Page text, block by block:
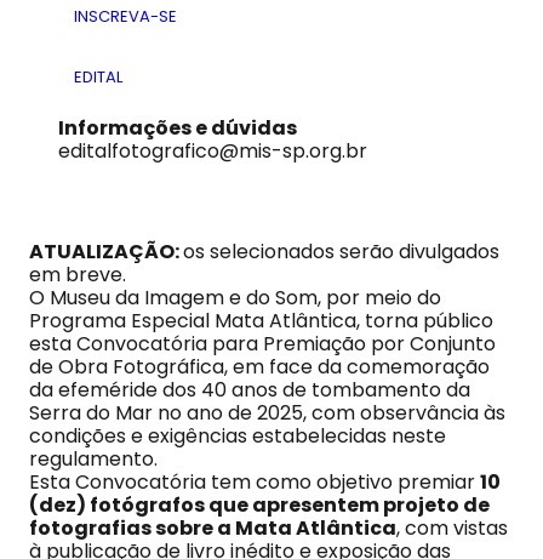
INSCREVA-SE
EDITAL
Informações e dúvidas
editalfotografico@mis-sp.org.br
ATUALIZAÇÃO:os selecionados serão divulgados
em breve.
O Museu da Imagem e do Som, por meio do
Programa Especial Mata Atlântica, torna público
esta Convocatória para Premiação por Conjunto
de Obra Fotográfica, em face da comemoração
da efeméride dos 40 anos de tombamento da
Serra do Mar no ano de 2025, com observância às
condições e exigências estabelecidas neste
regulamento.
Esta Convocatória tem como objetivo premiar10
(dez) fotógrafos que apresentem projeto de
fotografias sobre a Mata Atlântica, com vistas
à publicação de livro inédito e exposição das